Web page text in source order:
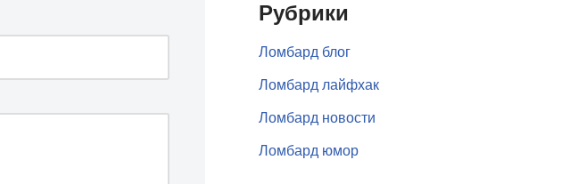
Рубрики
Ломбард блог
Ломбард лайфхак
Ломбард новости
Ломбард юмор